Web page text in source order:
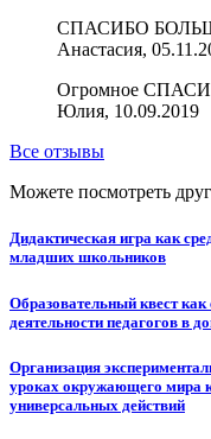
СПАСИБО
Анастасия,
Огромное
Юлия, 10.09.2019
Все отзывы
Можете посмотреть
Дидактическая игра как
младших школьников
Образовательный квест
деятельности педагогов в
Организация
уроках окружающего мира
универсальных действий